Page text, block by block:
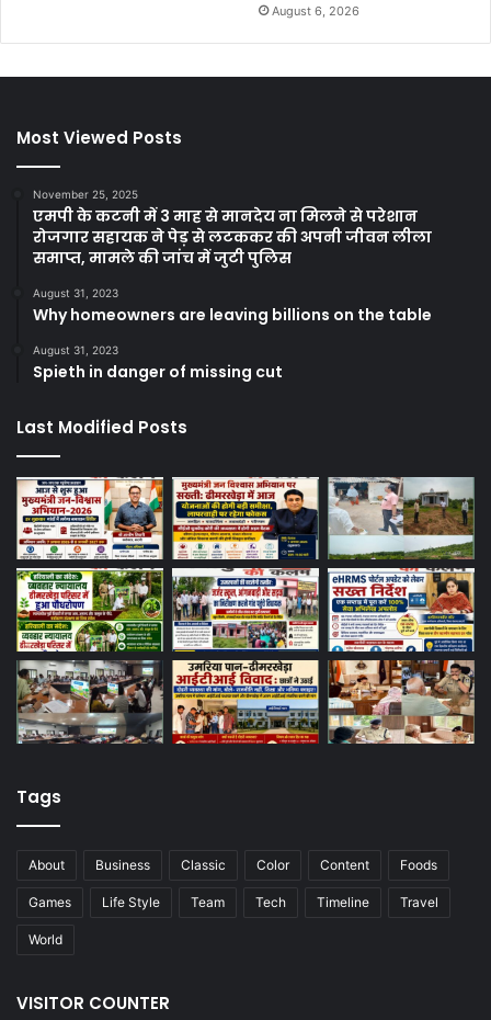
August 6, 2026
Most Viewed Posts
November 25, 2025
एमपी के कटनी में 3 माह से मानदेय ना मिलने से परेशान
रोजगार सहायक ने पेड़ से लटककर की अपनी जीवन लीला
समाप्त, मामले की जांच में जुटी पुलिस
August 31, 2023
Why homeowners are leaving billions on the table
August 31, 2023
Spieth in danger of missing cut
Last Modified Posts
Tags
About Business Classic Color Content Foods
Games Life Style Team Tech Timeline Travel
World
VISITOR COUNTER